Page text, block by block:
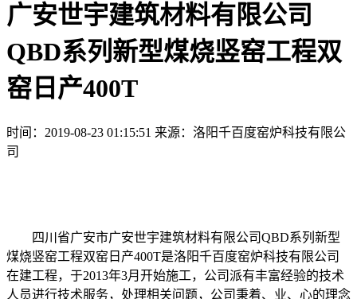
广安世宇建筑材料有限公司
QBD系列新型煤烧竖窑工程双
窑日产400T
时间：2019-08-23 01:15:51 来源：洛阳千百度窑炉科技有限公
司
四川省广安市广安世宇建筑材料有限公司QBD系列新型
煤烧竖窑工程双窑日产400T是洛阳千百度窑炉科技有限公司
在建工程，于2013年3月开始施工，公司派有丰富经验的技术
人员进行技术服务，处理相关问题，公司秉着、业、心的理念